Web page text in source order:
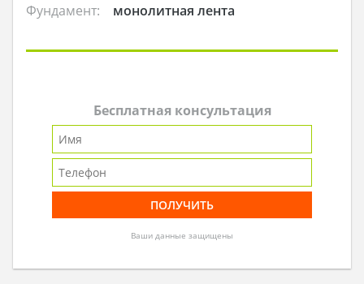
Фундамент:
монолитная лента
Бесплатная консультация
Ваши данные защищены